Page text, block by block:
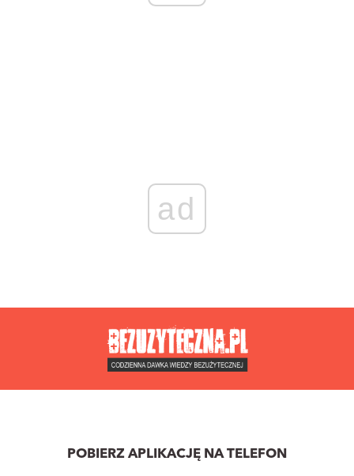
ad
POBIERZ APLIKACJĘ NA TELEFON